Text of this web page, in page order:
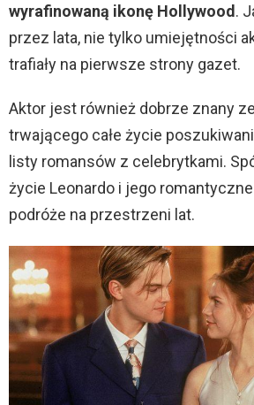
wyrafinowaną ikonę Hollywood.
przez lata, nie tylko umiejętności
trafiały na pierwsze strony gazet.
Aktor jest również dobrze znany
trwającego całe życie
listy romansów z celebrytkami.
życie Leonardo i jego
podróże na przestrzeni lat.